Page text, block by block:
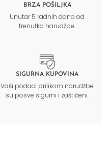
BRZA POŠILJKA
Unutar 5 radnih dana od
trenutka narudžbe.
SIGURNA KUPOVINA
Vaši podaci prilikom narudžbe
su posve sigurni i zaštićeni.